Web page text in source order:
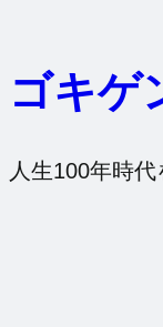
を
キ
ゴキゲ
人生100年時